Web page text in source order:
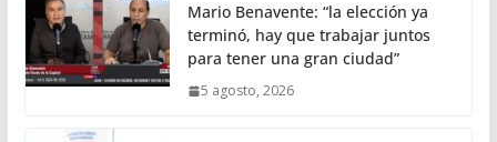
Mario Benavente: “la elección ya
terminó, hay que trabajar juntos
para tener una gran ciudad”
5 agosto, 2026